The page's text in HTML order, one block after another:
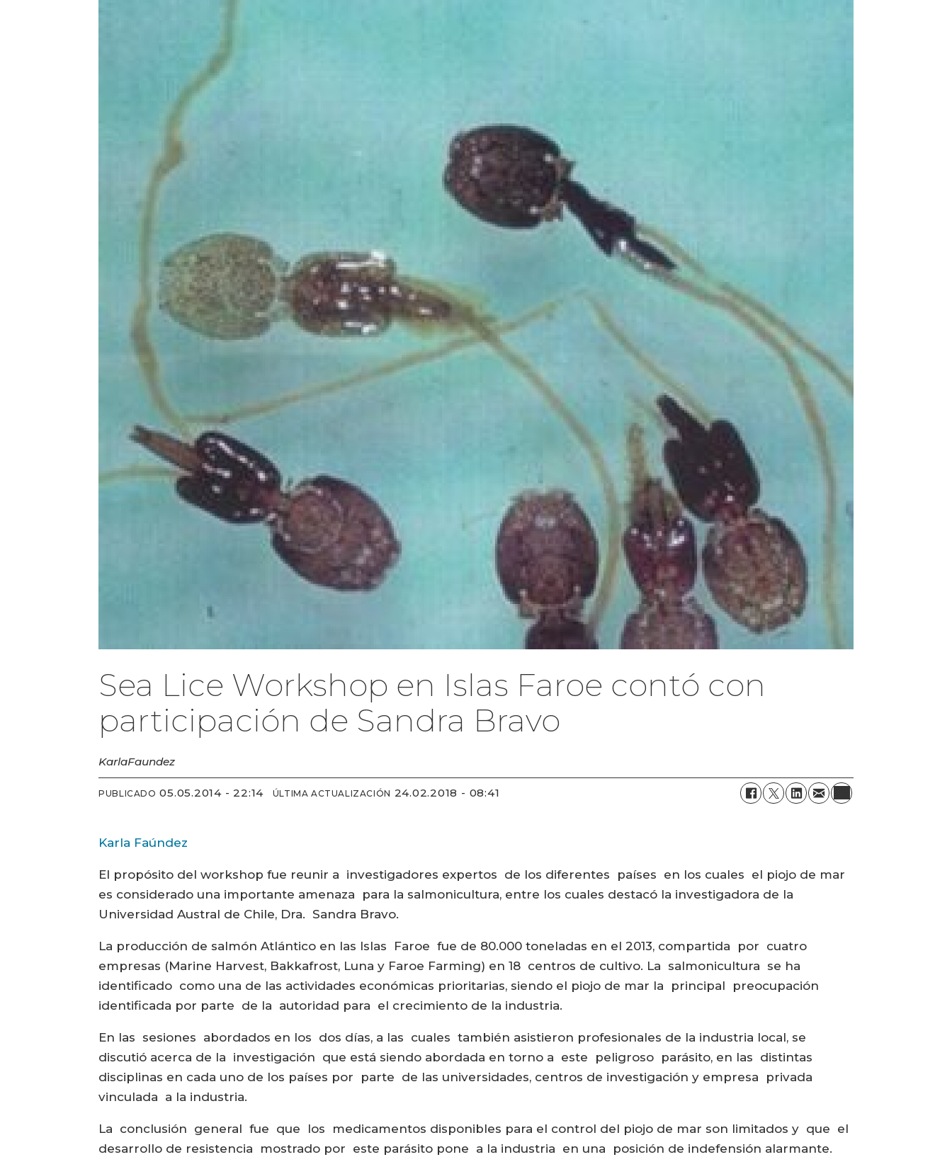
Sea Lice Workshop en Islas Faroe contó con
participación de Sandra Bravo
KarlaFaundez
PUBLICADO 05.05.2014 - 22:14 ÚLTIMA ACTUALIZACIÓN 24.02.2018 - 08:41
Karla Faúndez
El propósito del workshop fue reunir a investigadores expertos de los diferentes países en los cuales el piojo de mar
es considerado una importante amenaza para la salmonicultura, entre los cuales destacó la investigadora de la
Universidad Austral de Chile, Dra. Sandra Bravo.
La producción de salmón Atlántico en las Islas Faroe fue de 80.000 toneladas en el 2013, compartida por cuatro
empresas (Marine Harvest, Bakkafrost, Luna y Faroe Farming) en 18 centros de cultivo. La salmonicultura se ha
identificado como una de las actividades económicas prioritarias, siendo el piojo de mar la principal preocupación
identificada por parte de la autoridad para el crecimiento de la industria.
En las sesiones abordados en los dos días, a las cuales también asistieron profesionales de la industria local, se
discutió acerca de la investigación que está siendo abordada en torno a este peligroso parásito, en las distintas
disciplinas en cada uno de los países por parte de las universidades, centros de investigación y empresa privada
vinculada a la industria.
La conclusión general fue que los medicamentos disponibles para el control del piojo de mar son limitados y que el
desarrollo de resistencia mostrado por este parásito pone a la industria en una posición de indefensión alarmante.